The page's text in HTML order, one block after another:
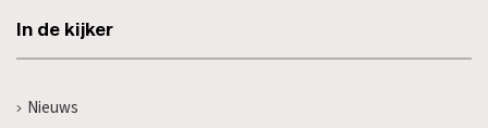
In de kijker
Nieuws